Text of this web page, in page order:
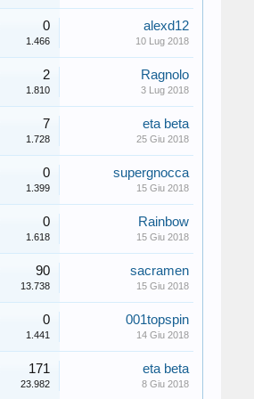
0
1.466
alexd12
10 Lug 2018
2
1.810
Ragnolo
3 Lug 2018
7
1.728
eta beta
25 Giu 2018
0
1.399
supergnocca
15 Giu 2018
0
1.618
Rainbow
15 Giu 2018
90
13.738
sacramen
15 Giu 2018
0
1.441
001topspin
14 Giu 2018
171
23.982
eta beta
8 Giu 2018